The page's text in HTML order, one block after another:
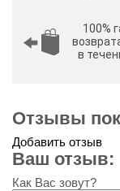
100%
в
Отзывы
Добавить отзыв
Ваш отзыв:
Как Вас зовут?